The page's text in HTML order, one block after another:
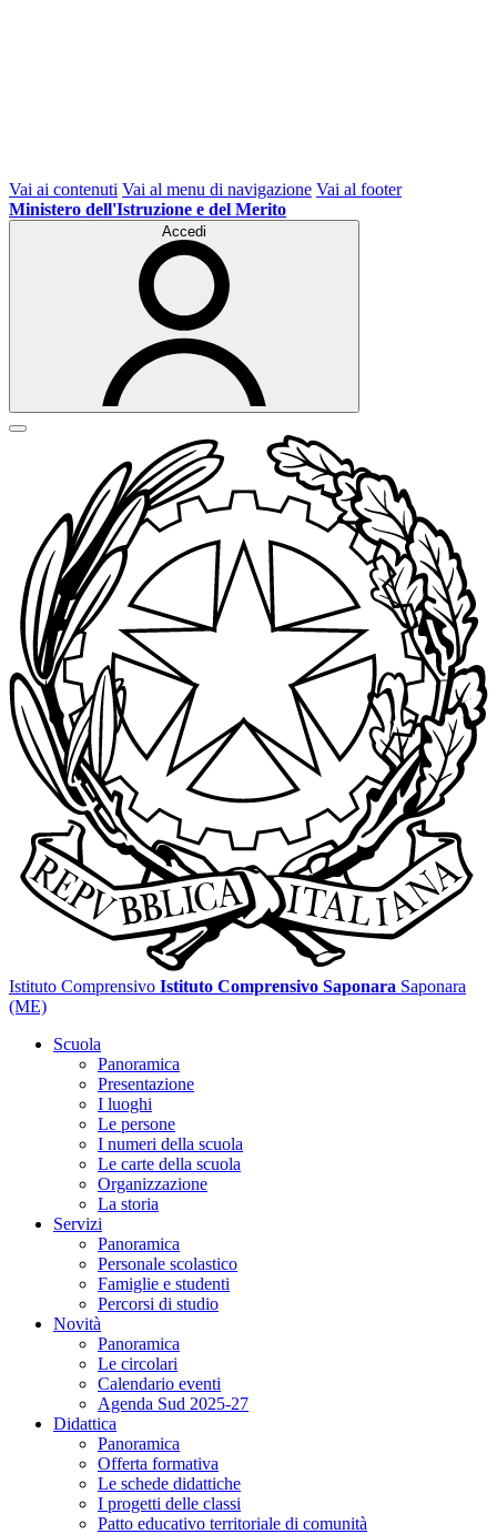
Vai ai contenuti Vai al menu di navigazione Vai al footer
Ministero dell'Istruzione e del Merito
Accedi
Istituto Comprensivo Istituto Comprensivo Saponara Saponara
(ME)
Scuola
Panoramica
Presentazione
I luoghi
Le persone
I numeri della scuola
Le carte della scuola
Organizzazione
La storia
Servizi
Panoramica
Personale scolastico
Famiglie e studenti
Percorsi di studio
Novità
Panoramica
Le circolari
Calendario eventi
Agenda Sud 2025-27
Didattica
Panoramica
Offerta formativa
Le schede didattiche
I progetti delle classi
Patto educativo territoriale di comunità